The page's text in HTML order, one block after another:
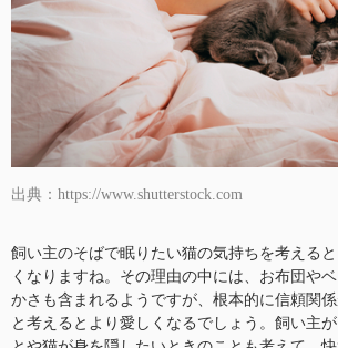
出典：https://www.shutterstock.com
飼い主のそばで眠りたい猫の気持ちを考える
くなりますね。その理由の中には、お布団や
かさも含まれるようですが、根本的に信頼関
と考えるとより愛しくなるでしょう。飼い主